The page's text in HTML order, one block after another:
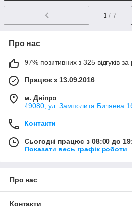
1 / 7
Про нас
97% позитивних з 325 відгуків за
Працює з 13.09.2016
м. Дніпро
49080, ул. Замполита Биляева
Контакти
Сьогодні працює з 08:00 до
Показати весь графік роботи
Про нас
Контакти